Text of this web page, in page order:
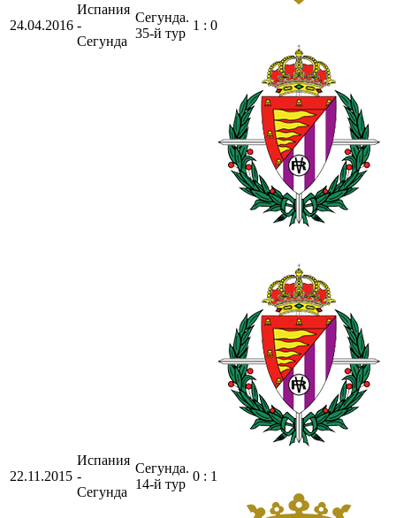
24.04.2016
Испания
-
Сегунда
Сегунда.
35-й тур
1 : 0
22.11.2015
Испания
-
Сегунда
Сегунда.
14-й тур
0 : 1